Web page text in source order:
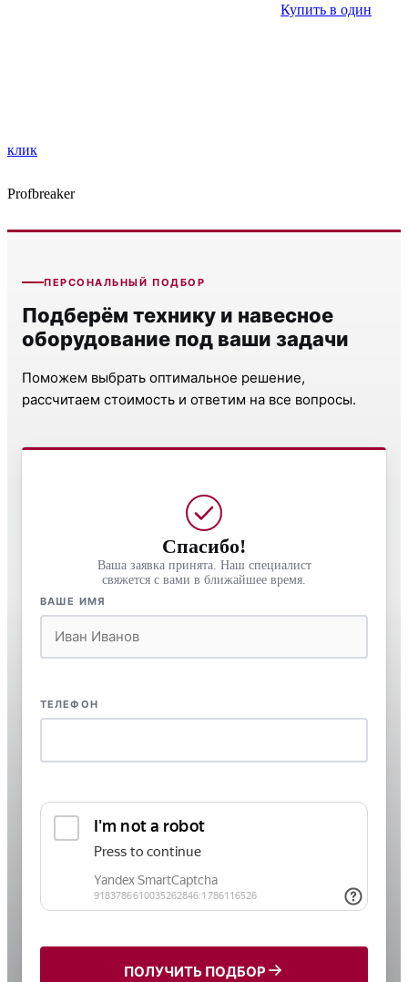
Купить в один
клик
Profbreaker
ПЕРСОНАЛЬНЫЙ ПОДБОР
Подберём технику и навесное
оборудование под ваши задачи
Поможем выбрать оптимальное решение,
рассчитаем стоимость и ответим на все вопросы.
Спасибо!
Ваша заявка принята. Наш специалист
свяжется с вами в ближайшее время.
ВАШЕ ИМЯ
ТЕЛЕФОН
ПОЛУЧИТЬ ПОДБОР